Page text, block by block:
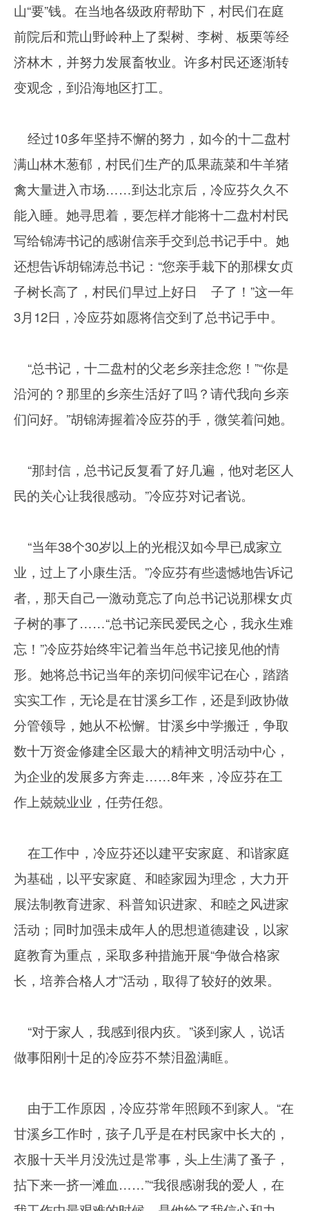
山“要”钱。在当地各级政府帮助下，村民们在庭
前院后和荒山野岭种上了梨树、李树、板栗等经
济林木，并努力发展畜牧业。许多村民还逐渐转
变观念，到沿海地区打工。
经过10多年坚持不懈的努力，如今的十二盘村
满山林木葱郁，村民们生产的瓜果蔬菜和牛羊猪
禽大量进入市场……到达北京后，冷应芬久久不
能入睡。她寻思着，要怎样才能将十二盘村村民
写给锦涛书记的感谢信亲手交到总书记手中。她
还想告诉胡锦涛总书记：“您亲手栽下的那棵女贞
子树长高了，村民们早过上好日 子了！”这一年
3月12日，冷应芬如愿将信交到了总书记手中。
“总书记，十二盘村的父老乡亲挂念您！”“你是
沿河的？那里的乡亲生活好了吗？请代我向乡亲
们问好。”胡锦涛握着冷应芬的手，微笑着问她。
“那封信，总书记反复看了好几遍，他对老区人
民的关心让我很感动。”冷应芬对记者说。
“当年38个30岁以上的光棍汉如今早已成家立
业，过上了小康生活。”冷应芬有些遗憾地告诉记
者,，那天自己一激动竟忘了向总书记说那棵女贞
子树的事了……“总书记亲民爱民之心，我永生难
忘！”冷应芬始终牢记着当年总书记接见他的情
形。她将总书记当年的亲切问候牢记在心，踏踏
实实工作，无论是在甘溪乡工作，还是到政协做
分管领导，她从不松懈。甘溪乡中学搬迁，争取
数十万资金修建全区最大的精神文明活动中心，
为企业的发展多方奔走……8年来，冷应芬在工
作上兢兢业业，任劳任怨。
在工作中，冷应芬还以建平安家庭、和谐家庭
为基础，以平安家庭、和睦家园为理念，大力开
展法制教育进家、科普知识进家、和睦之风进家
活动；同时加强未成年人的思想道德建设，以家
庭教育为重点，采取多种措施开展“争做合格家
长，培养合格人才”活动，取得了较好的效果。
“对于家人，我感到很内疚。”谈到家人，说话
做事阳刚十足的冷应芬不禁泪盈满眶。
由于工作原因，冷应芬常年照顾不到家人。“在
甘溪乡工作时，孩子几乎是在村民家中长大的，
衣服十天半月没洗过是常事，头上生满了蚤子，
拈下来一挤一滩血……”“我很感谢我的爱人，在